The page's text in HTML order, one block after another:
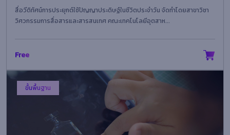
สื่อวีดิทัศน์การประยุกต์ใช้ปัญญาประดิษฐ์ในชีวิตประจำวัน จัดทำโดยสาขาวิชา
วิศวกรรมการสื่อสารและสารสนเทศ คณะเทคโนโลยีอุตสาห...
Free
ขั้นพื้นฐาน